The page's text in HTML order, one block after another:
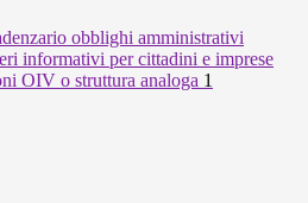
obblighi amministrativi
informativi per cittadini e imprese
OIV o struttura analoga 1